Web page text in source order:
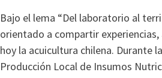
Bajo el lema “Del laboratorio al
orientado a compartir
hoy la acuicultura chilena. Durante
Producción Local de Insumos